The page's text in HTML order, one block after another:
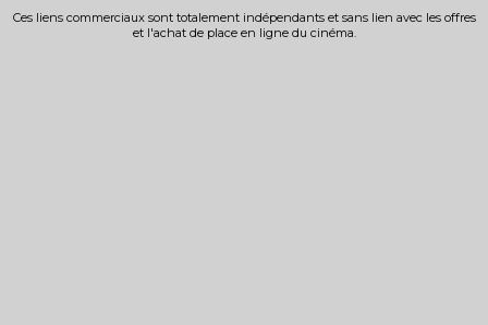
Ces liens commerciaux sont totalement indépendants et sans lien avec les offres
et l'achat de place en ligne du cinéma.